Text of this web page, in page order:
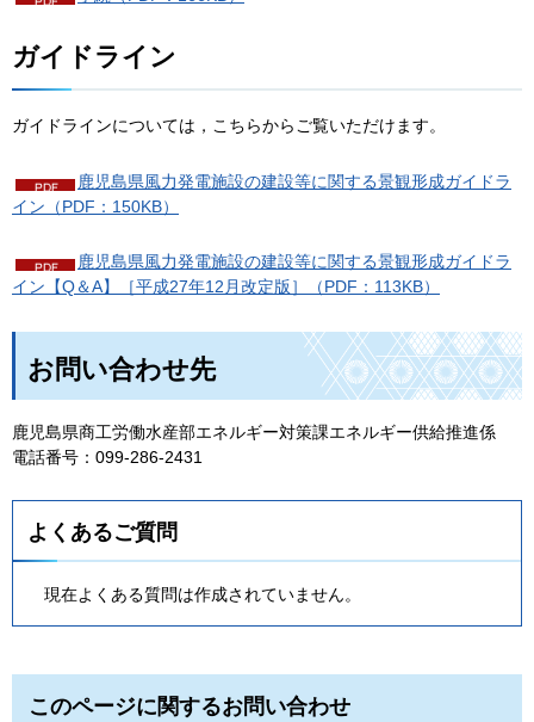
ガイドライン
ガイドラインについては，こちらからご覧いただけます。
鹿児島県風力発電施設の建設等に関する景観形成ガイドラ
イン（PDF：150KB）
鹿児島県風力発電施設の建設等に関する景観形成ガイドラ
イン【Q＆A】［平成27年12月改定版］（PDF：113KB）
お問い合わせ先
鹿児島県商工労働水産部エネルギー対策課エネルギー供給推進係
電話番号：099-286-2431
よくあるご質問
現在よくある質問は作成されていません。
このページに関するお問い合わせ